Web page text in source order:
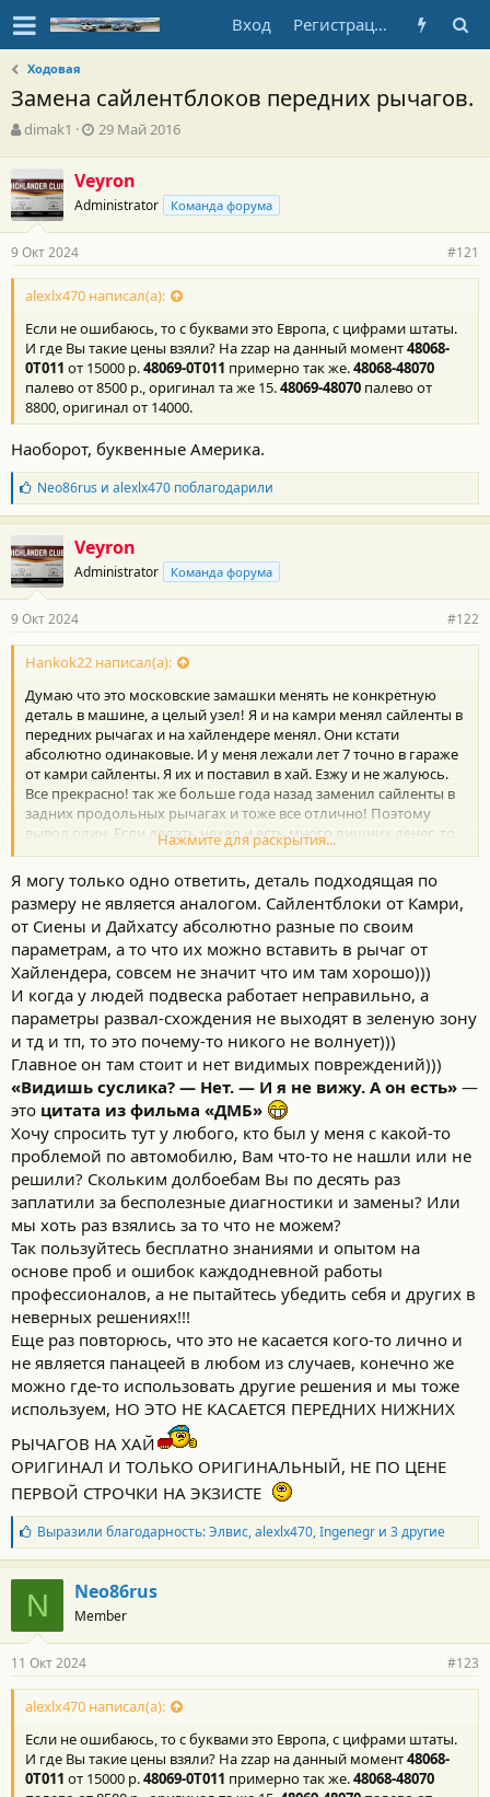
Вход Регистрация
Ходовая
Замена сайлентблоков передних рычагов.
А
о
р
т
е
м
ы
dimak1
Д
а
н
а
л
а
29 Май 2016
Veyron
Administrator Команда форума
9 Окт 2024 #121
alexlx470 написал(а):
Если не ошибаюсь, то с буквами это Европа, с цифрами штаты.
И где Вы такие цены взяли? На zzap на данный момент48068-
0T011 от 15000 р.48069-0T011 примерно так же.48068-48070
палево от 8500 р., оригинал та же 15.48069-48070 палево от
8800, оригинал от 14000.
Наоборот, буквенные Америка.
Б
л
а
о
д
а
н
о
с
и
:
Neo86rus и alexlx470поблагодарили
Veyron
Administrator Команда форума
9 Окт 2024 #122
Hankok22 написал(а):
Думаю что это московские замашки менять не конкретную
деталь в машине, а целый узел! Я и на камри менял сайленты в
передних рычагах и на хайлендере менял. Они кстати
абсолютно одинаковые. И у меня лежали лет 7 точно в гараже
от камри сайленты. Я их и поставил в хай. Езжу и не жалуюсь.
Все прекрасно! так же больше года назад заменил сайленты в
задних продольных рычагах и тоже все отлично! Поэтому
вывод один. Если делать нехер и есть много лишних денег, то
покупай узел целиком. В других случаях все ремонтируется без
машины.... Их как назовем?
Нажмите для раскрытия...
Я могу только одно ответить, деталь подходящая по
размеру не является аналогом. Сайлентблоки от Камри,
от Сиены и Дайхатсу абсолютно разные по своим
параметрам, а то что их можно вставить в рычаг от
Хайлендера, совсем не значит что им там хорошо)))
И когда у людей подвеска работает неправильно, а
параметры развал-схождения не выходят в зеленую зону
и тд и тп, то это почему-то никого не волнует)))
Главное он там стоит и нет видимых повреждений)))
«Видишь суслика? — Нет. — И я не вижу. А он есть» —
это цитата из фильма «ДМБ»
Хочу спросить тут у любого, кто был у меня с какой-то
проблемой по автомобилю, Вам что-то не нашли или не
решили? Скольким долбоебам Вы по десять раз
заплатили за бесполезные диагностики и замены? Или
мы хоть раз взялись за то что не можем?
Так пользуйтесь бесплатно знаниями и опытом на
основе проб и ошибок каждодневной работы
профессионалов, а не пытайтесь убедить себя и других в
неверных решениях!!!
Еще раз повторюсь, что это не касается кого-то лично и
не является панацеей в любом из случаев, конечно же
можно где-то использовать другие решения и мы тоже
используем, НО ЭТО НЕ КАСАЕТСЯ ПЕРЕДНИХ НИЖНИХ
РЫЧАГОВ НА ХАЙ
ОРИГИНАЛ И ТОЛЬКО ОРИГИНАЛЬНЫЙ, НЕ ПО ЦЕНЕ
ПЕРВОЙ СТРОЧКИ НА ЭКЗИСТЕ
Б
л
а
г
о
д
а
н
о
с
и
Выразили благодарность:Элвис,alexlx470,Ingenegrи 3 другие
N Neo86rus
Member
11 Окт 2024 #123
alexlx470 написал(а):
Если не ошибаюсь, то с буквами это Европа, с цифрами штаты.
И где Вы такие цены взяли? На zzap на данный момент48068-
0T011 от 15000 р.48069-0T011 примерно так же.48068-48070